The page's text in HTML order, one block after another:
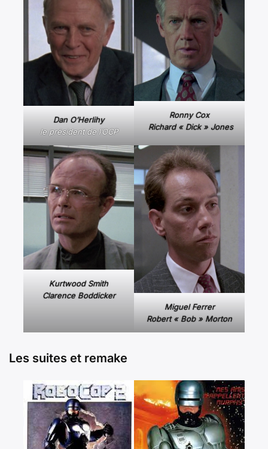
Dan O’Herlihy
le président de l’OCP
Ronny Cox
Richard « Dick » Jones
Kurtwood Smith
Clarence Boddicker
Miguel Ferrer
Robert « Bob » Morton
Les suites et remake